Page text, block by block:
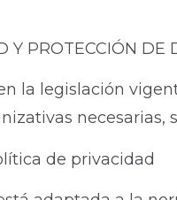
Y PROTECCIÓN DE
la legislación
de privacidad